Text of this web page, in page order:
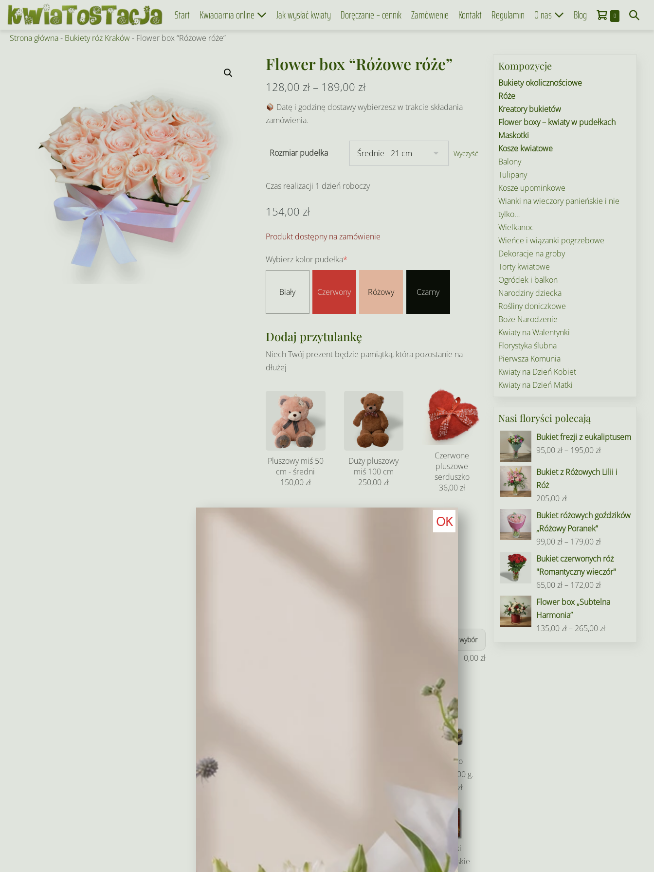
Skip
Start Kwiaciarnia online Jak wysłać kwiaty Doręczanie – cennik Zamówienie Kontakt Regulamin O nas Blog Koszyk
0Items
in
Search
Strona główna- Bukiety róż Kraków- Flower box “Różowe róże”
Flower box “Różowe róże”
128,00 zł – 189,00 złZakres
cen:
128,00 zł
do
Datę i godzinę dostawy wybierzesz w trakcie składania
zamówienia.
Rozmiar pudełka Wyczyść
Czas realizacji 1 dzień roboczy
154,00 zł
Produkt dostępny na zamówienie
Wybierz kolor pudełka*
Biały Czerwony Różowy Czarny
Dodaj przytulankę
Niech Twój prezent będzie pamiątką, która pozostanie na
dłużej
Pluszowy miś 50
cm - średni
150,00 zł
Duży pluszowy
miś 100 cm
250,00 zł
Czerwone
pluszowe
serduszko
36,00 zł
Wyczyść wybór
0,00zł
69,00 zł
Ferrero
Rocher 200 g.
49,00 zł
30,00 zł
Raffaello 230
49,00 zł
Ptasie
Baryłki
wedlowskie
Kompozycje
Bukiety okolicznościowe
Róże
Kreatory bukietów
Flower boxy – kwiaty w pudełkach
Maskotki
Kosze kwiatowe
Balony
Tulipany
Kosze upominkowe
Wianki na wieczory panieńskie i nie
tylko…
Wielkanoc
Wieńce i wiązanki pogrzebowe
Dekoracje na groby
Torty kwiatowe
Ogródek i balkon
Narodziny dziecka
Rośliny doniczkowe
Boże Narodzenie
Kwiaty na Walentynki
Florystyka ślubna
Pierwsza Komunia
Kwiaty na Dzień Kobiet
Kwiaty na Dzień Matki
Nasi floryści polecają
Bukiet frezji z eukaliptusem
95,00zł– 195,00złZakres
od
195,00 zł
Bukiet z Różowych Lilii i
Róż
205,00zł
Bukiet różowych goździków
„Różowy Poranek”
99,00zł– 179,00złZakres
cen:
od
179,00 zł
Bukiet czerwonych róż
"Romantyczny wieczór"
65,00zł– 172,00złZakres
cen:
65,00 zł
Flower box „Subtelna
Harmonia”
135,00zł– 265,00złZakres
OK